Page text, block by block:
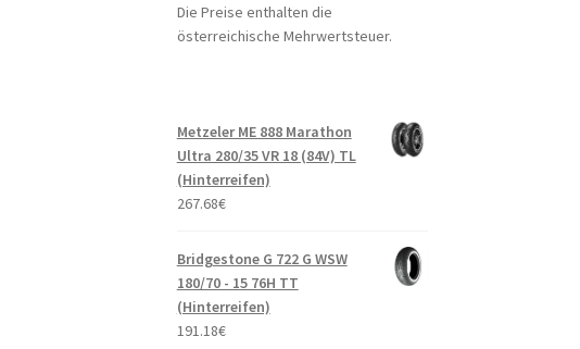
Die Preise enthalten die
österreichische Mehrwertsteuer.
Metzeler ME 888 Marathon
Ultra 280/35 VR 18 (84V) TL
(Hinterreifen)
267.68€
Bridgestone G 722 G WSW
180/70 - 15 76H TT
(Hinterreifen)
191.18€